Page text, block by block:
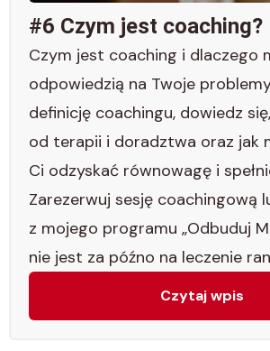
#6 Czym jest coaching?
Czym jest coaching i dlaczego
odpowiedzią na Twoje
definicję coachingu, dowiedz
od terapii i doradztwa oraz jak
Ci odzyskać równowagę i
Zarezerwuj sesję coachingową
z mojego programu „Odbuduj
nie jest za późno na leczenie
Czytaj wpis